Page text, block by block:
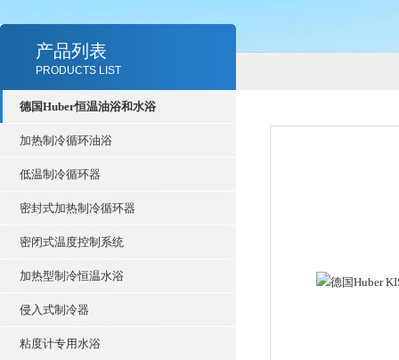
产品列表
PRODUCTS LIST
德国Huber恒温油浴和水浴
加热制冷循环油浴
低温制冷循环器
密封式加热制冷循环器
密闭式温度控制系统
加热型制冷恒温水浴
侵入式制冷器
粘度计专用水浴